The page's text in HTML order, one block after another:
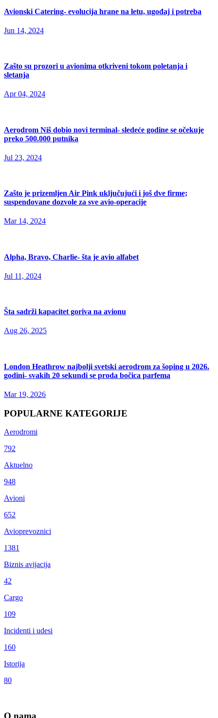
Avionski Catering- evolucija hrane na letu, ugođaj i potreba
Jun 14, 2024
Zašto su prozori u avionima otkriveni tokom poletanja i
sletanja
Apr 04, 2024
Aerodrom Niš dobio novi terminal- sledeće godine se očekuje
preko 500.000 putnika
Jul 23, 2024
Zašto je prizemljen Air Pink uključujući i još dve firme;
suspendovane dozvole za sve avio-operacije
Mar 14, 2024
Alpha, Bravo, Charlie- šta je avio alfabet
Jul 11, 2024
Šta sadrži kapacitet goriva na avionu
Aug 26, 2025
London Heathrow najbolji svetski aerodrom za šoping u 2026.
godini- svakih 20 sekundi se proda bočica parfema
Mar 19, 2026
POPULARNE KATEGORIJE
Aerodromi
792
Aktuelno
948
Avioni
652
Avioprevoznici
1381
Biznis avijacija
42
Cargo
109
Incidenti i udesi
160
Istorija
80
O nama